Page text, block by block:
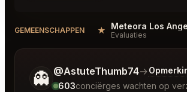
GEMEENSCHAPPEN ★ Evaluaties
👻 @AstuteThumb74→
603conciërges wachten op
Vertel me wat je wilt.